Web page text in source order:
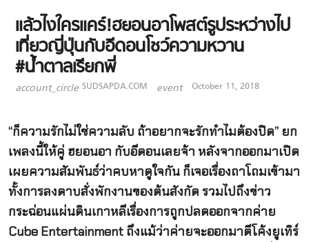
แล้วไงใครแคร์!ฮยอนอาโพสต์รูประหว่างไป
เที่ยวญี่ปุ่นกับอีดอนโชว์ความหวาน
#น้ำตาลเรียกพี่
account_circle SUDSAPDA.COM event October 11, 2018
“ก็ความรักไม่ใช่ความลับ ถ้าอยากจะรักทำไมต้องปิด” ยก
เพลงนี้ให้คู่ ฮยอนอา กับอีดอนเลยจ้า หลังจากออกมาเปิด
เผยความสัมพันธ์ว่าคบหาดูใจกัน ก็เจอเรื่องถาโถมเข้ามา
ทั้งการลงดาบสั่งพักงานของต้นสังกัด รวมไปถึงข่าว
กระฉ่อนแผ่นดินเกาหลีเรื่องการถูกปลดออกจากค่าย
Cube Entertainment ถึงแม้ว่าค่ายจะออกมาตีโค้งยูเทิร์